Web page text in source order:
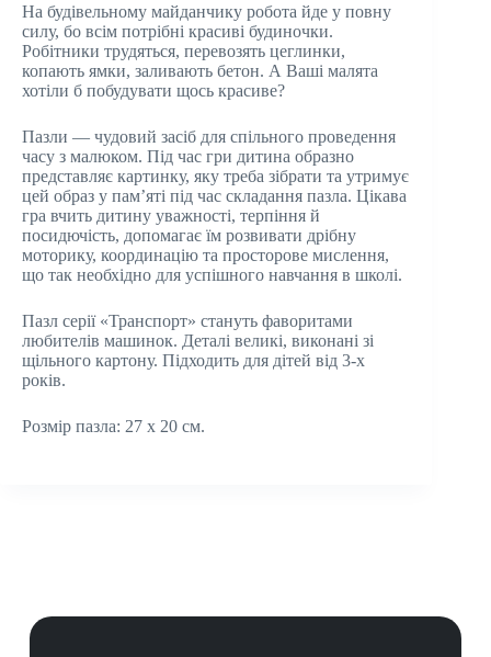
На будівельному майданчику робота йде у повну
силу, бо всім потрібні красиві будиночки.
Робітники трудяться, перевозять цеглинки,
копають ямки, заливають бетон. А Ваші малята
хотіли б побудувати щось красиве?
Пазли — чудовий засіб для спільного проведення
часу з малюком. Під час гри дитина образно
представляє картинку, яку треба зібрати та утримує
цей образ у пам’яті під час складання пазла. Цікава
гра вчить дитину уважності, терпіння й
посидючість, допомагає їм розвивати дрібну
моторику, координацію та просторове мислення,
що так необхідно для успішного навчання в школі.
Пазл серії «Транспорт» стануть фаворитами
любителів машинок. Деталі великі, виконані зі
щільного картону. Підходить для дітей від 3-х
років.
Розмір пазла: 27 х 20 см.